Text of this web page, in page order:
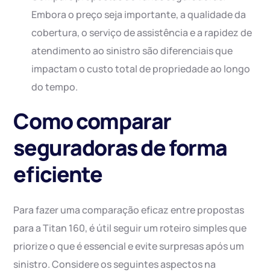
Embora o preço seja importante, a qualidade da
cobertura, o serviço de assistência e a rapidez de
atendimento ao sinistro são diferenciais que
impactam o custo total de propriedade ao longo
do tempo.
Como comparar
seguradoras de forma
eficiente
Para fazer uma comparação eficaz entre propostas
para a Titan 160, é útil seguir um roteiro simples que
priorize o que é essencial e evite surpresas após um
sinistro. Considere os seguintes aspectos na